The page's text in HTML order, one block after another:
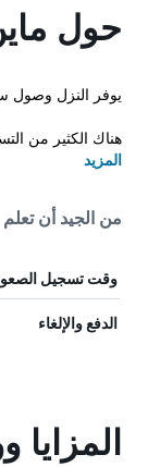
حول
يوفر النزل وصول
هناك الكثير من
المزيد
من الجيد أن تعلم
وقت تسجيل
الدفع والإلغاء